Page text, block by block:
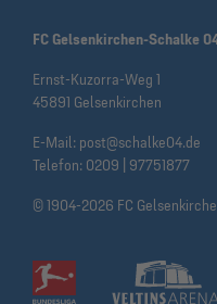
FC Gelsenkirchen-Schalke
Ernst-Kuzorra-Weg 1
45891 Gelsenkirchen
E-Mail: post@schalke04.de
Telefon: 0209 | 97751877
© 1904-2026 FC